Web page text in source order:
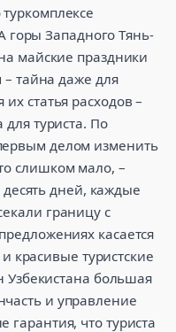
горы Западного Тянь-
майские праздники
– тайна даже для
статья расходов –
для туриста. По
делом изменить
слишком мало, –
десять дней, каждые
границу с
касается
туристские
Узбекистана большая
и управление
что туриста